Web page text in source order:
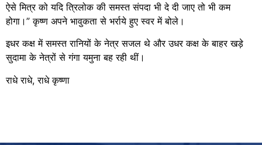
ऐसे मित्र को यदि त्रिलोक की समस्त संपदा भी दे दी जाए तो भी कम
होगा।” कृष्ण अपने भावुकता से भर्राये हुए स्वर में बोले।
इधर कक्ष में समस्त रानियों के नेत्र सजल थे और उधर कक्ष के बाहर खड़े
सुदामा के नेत्रों से गंगा यमुना बह रही थीं।
राधे राधे, राधे कृष्णा